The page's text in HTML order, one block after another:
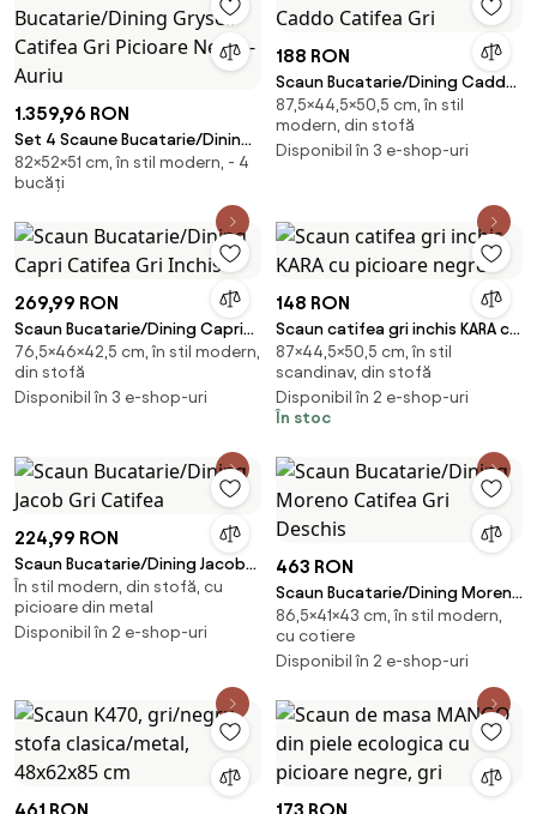
1.359,96 RON
Set 4 Scaune Bucatarie/Dining
Grysell Catifea Gri Picioare
Negre-Auriu
82×52×51 cm, în stil modern, - 4
bucăți
188 RON
Scaun Bucatarie/Dining Caddo
Catifea Gri
87,5×44,5×50,5 cm, în stil
modern, din stofă
Disponibil în 3 e-shop-uri
269,99 RON
Scaun Bucatarie/Dining Capri
Catifea Gri Inchis
76,5×46×42,5 cm, în stil modern,
din stofă
Disponibil în 3 e-shop-uri
148 RON
Scaun catifea gri inchis KARA cu
picioare negre
87×44,5×50,5 cm, în stil
scandinav, din stofă
Disponibil în 2 e-shop-uri
În stoc
224,99 RON
Scaun Bucatarie/Dining Jacob
Gri Catifea
În stil modern, din stofă, cu
picioare din metal
Disponibil în 2 e-shop-uri
463 RON
Scaun Bucatarie/Dining Moreno
Catifea Gri Deschis
86,5×41×43 cm, în stil modern,
cu cotiere
Disponibil în 2 e-shop-uri
461 RON 173 RON